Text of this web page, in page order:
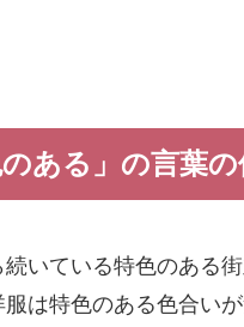
のある」の言葉
続いている特色のある
服は特色のある色合いが